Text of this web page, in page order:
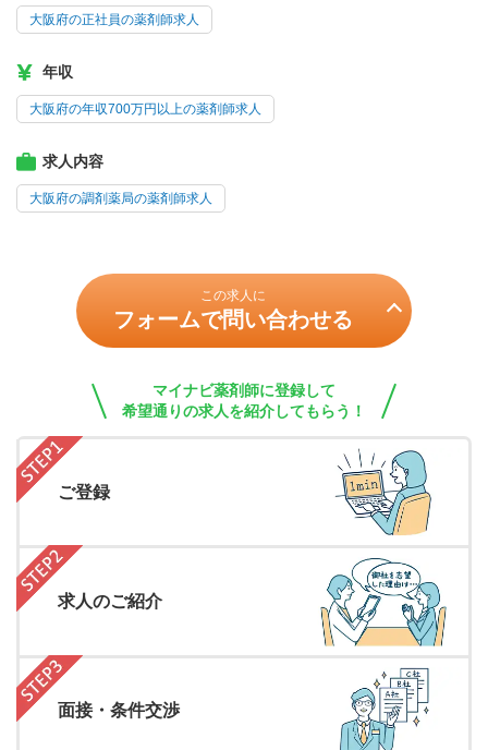
大阪府の正社員の薬剤師求人
年収
大阪府の年収700万円以上の薬剤師求人
求人内容
大阪府の調剤薬局の薬剤師求人
この求人に
フォームで問い合わせる
マイナビ薬剤師に登録して
希望通りの求人を紹介してもらう！
ご登録
求人のご紹介
面接・条件交渉